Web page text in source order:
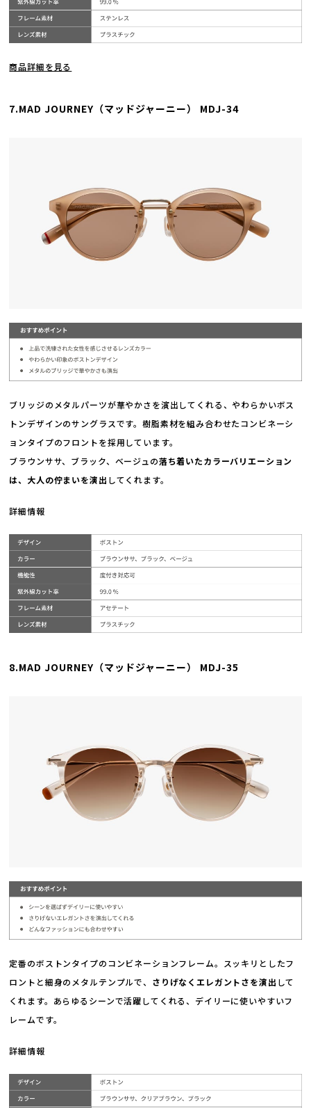
商品詳細を見る
7.MAD JOURNEY（マッドジャーニー） MDJ-34
ブリッジのメタルパーツが華やかさを演出してくれる、やわらかいボス
トンデザインのサングラスです。樹脂素材を組み合わせたコンビネーシ
ョンタイプのフロントを採用しています。
ブラウンササ、ブラック、ベージュの落ち着いたカラーバリエーション
は、大人の佇まいを演出 してくれます。
詳細情報
8.MAD JOURNEY（マッドジャーニー） MDJ-35
定番のボストンタイプのコンビネーションフレーム。スッキリとしたフ
ロントと細身のメタルテンプルで、 さりげなくエレガントさを演出 して
くれます。あらゆるシーンで活躍してくれる、デイリーに使いやすいフ
レームです。
詳細情報